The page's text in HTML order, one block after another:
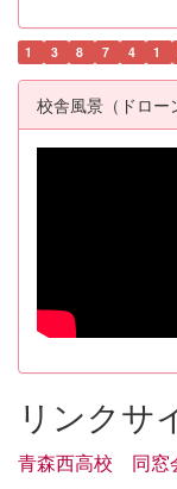
1 3 8 7 4 1
校舎風景（ドロー
リンクサ
青森西高校 同窓